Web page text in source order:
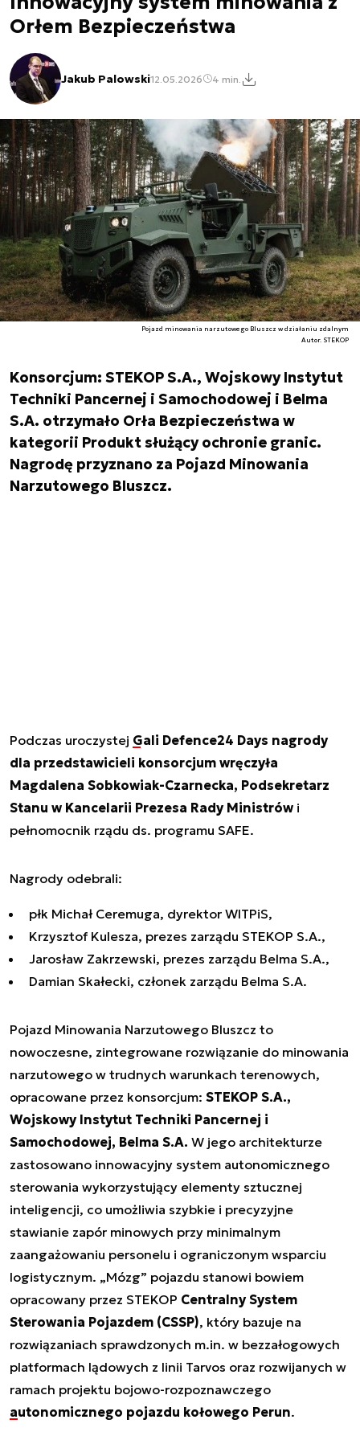
Orłem Bezpieczeństwa
Jakub Palowski12.05.2026 4 min.
Pojazd minowania narzutowego Bluszcz w działaniu zdalnym
Autor. STEKOP
Konsorcjum: STEKOP S.A., Wojskowy Instytut
Techniki Pancernej i Samochodowej i Belma
S.A. otrzymało Orła Bezpieczeństwa w
kategorii Produkt służący ochronie granic.
Nagrodę przyznano za Pojazd Minowania
Narzutowego Bluszcz.
Podczas uroczystej Gali Defence24 Days nagrody
dla przedstawicieli konsorcjum wręczyła
Magdalena Sobkowiak-Czarnecka, Podsekretarz
Stanu w Kancelarii Prezesa Rady Ministrów i
pełnomocnik rządu ds. programu SAFE.
Nagrody odebrali:
płk Michał Ceremuga, dyrektor WITPiS,
Krzysztof Kulesza, prezes zarządu STEKOP S.A.,
Jarosław Zakrzewski, prezes zarządu Belma S.A.,
Damian Skałecki, członek zarządu Belma S.A.
Pojazd Minowania Narzutowego Bluszcz to
nowoczesne, zintegrowane rozwiązanie do minowania
narzutowego w trudnych warunkach terenowych,
opracowane przez konsorcjum: STEKOP S.A.,
Wojskowy Instytut Techniki Pancernej i
Samochodowej, Belma S.A. W jego architekturze
zastosowano innowacyjny system autonomicznego
sterowania wykorzystujący elementy sztucznej
inteligencji, co umożliwia szybkie i precyzyjne
stawianie zapór minowych przy minimalnym
zaangażowaniu personelu i ograniczonym wsparciu
logistycznym. „Mózg” pojazdu stanowi bowiem
opracowany przez STEKOP Centralny System
Sterowania Pojazdem (CSSP), który bazuje na
rozwiązaniach sprawdzonych m.in. w bezzałogowych
platformach lądowych z linii Tarvos oraz rozwijanych w
ramach projektu bojowo-rozpoznawczego
autonomicznego pojazdu kołowego Perun.